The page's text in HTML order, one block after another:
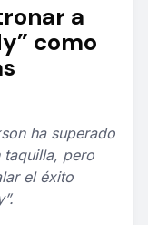
a
como
ha superado
taquilla, pero
el éxito